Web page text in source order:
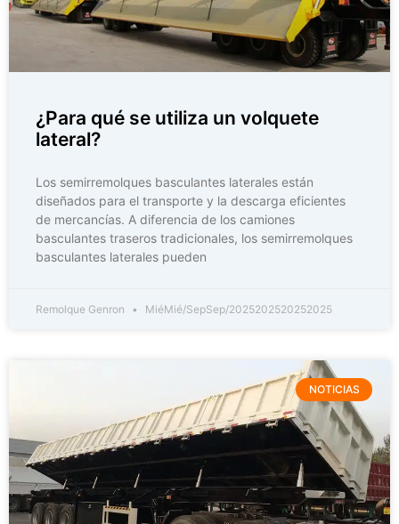
¿Para qué se utiliza un volquete
lateral?
Los semirremolques basculantes laterales están
diseñados para el transporte y la descarga eficientes
de mercancías. A diferencia de los camiones
basculantes traseros tradicionales, los semirremolques
basculantes laterales pueden
Remolque Genron MiéMié/SepSep/2025202520252025
NOTICIAS